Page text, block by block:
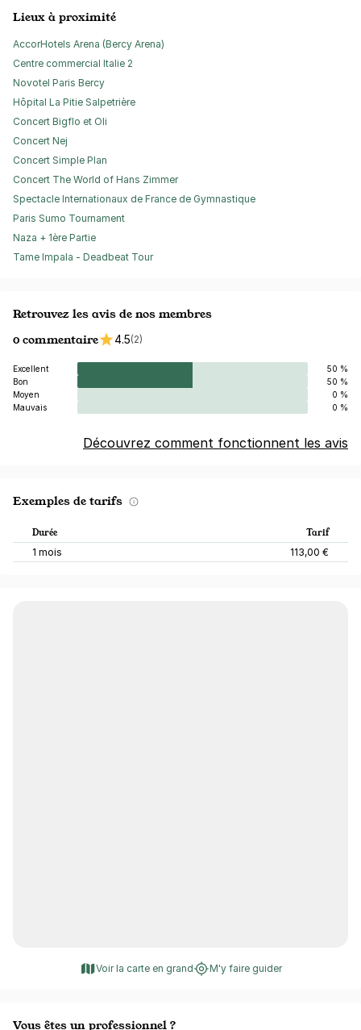
Lieux à proximité
AccorHotels Arena (Bercy Arena)
Centre commercial Italie 2
Novotel Paris Bercy
Hôpital La Pitie Salpetrière
Concert Bigflo et Oli
Concert Nej
Concert Simple Plan
Concert The World of Hans Zimmer
Spectacle Internationaux de France de Gymnastique
Paris Sumo Tournament
Naza + 1ère Partie
Tame Impala - Deadbeat Tour
Retrouvez les avis de nos membres
0 commentaire
4.5(2)
Excellent
50 %
Bon
50 %
Moyen
0 %
Mauvais
0 %
Découvrez comment fonctionnent les avis
Exemples de tarifs
Durée Tarif
1 mois 113,00 €
Voir la carte en grand M'y faire guider
Vous êtes un professionnel ?